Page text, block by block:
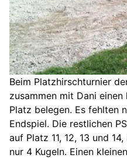
Beim Platzhirschturnier
zusammen mit Dani
Platz belegen. Es fehlten
Endspiel. Die restlichen
auf Platz 11, 12, 13 und
nur 4 Kugeln. Einen